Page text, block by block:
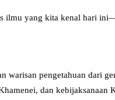
ilmu yang kita kenal hari
pengetahuan dari
dan kebijaksanaan